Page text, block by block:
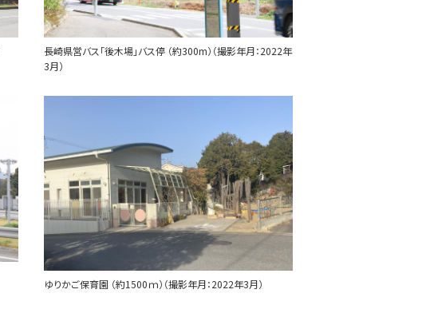
長崎県営バス「後木場」バス停 （約300m）（撮影年月：2022年
3月）
ゆりかご保育園 （約1500ｍ）（撮影年月：2022年3月）